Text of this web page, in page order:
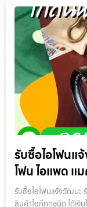
เงื่อนไขการให้บริการ
ชนิดใดมาจำนำ โดยแจ้
กำหนดสถานที่นัดพบ :
ประชาชน เซ็นรับรอง
สภาพ ตีราคา และ รับเ
และสูงสุด 60 เดือน อัต
กำหนด เงิน 1,000 บาท
ทุก 20 วัน (นับจากวันที่
อัตราดอกเบี้ยค่าปรับ ค่
สูงสุดไม่เกิน 28% ต่อปี
สินค้า : ผู้นำสินค้ามาจำ
ปี : หากเกินจะพิจารณา
เคยเสียหรือเคยซ่อมมา
รับซื้อไอโฟนแ
โฟน ไอแพด แ
รับซื้อไอโฟนแจ้งวัฒนะ
สินค้าไอทีทุกชนิด ได้เงิน